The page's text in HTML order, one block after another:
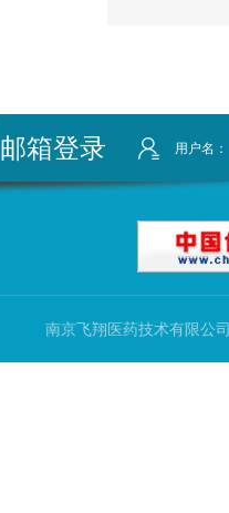
邮箱登录 用户名：
南京飞翔医药技术有限公司